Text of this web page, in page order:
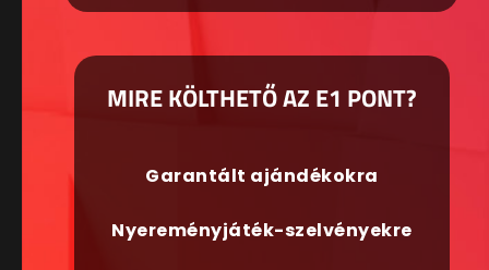
MIRE KÖLTHETŐ AZ E1 PONT?
Garantált ajándékokra
Nyereményjáték-szelvényekre